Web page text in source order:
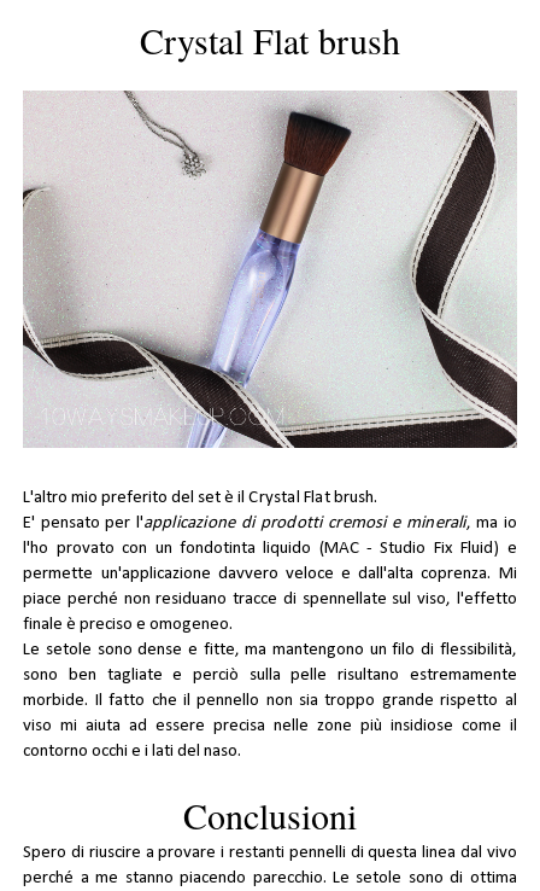
Crystal Flat brush
L'altro mio preferito del set è ilCrystal Flatbrush.
E' pensato per l'applicazione di prodotti cremosi e minerali, ma io
l'ho provato con un fondotinta liquido (MAC - Studio Fix Fluid) e
permette un'applicazione davvero veloce e dall'alta coprenza. Mi
piace perché non residuano tracce di spennellate sul viso, l'effetto
finale è preciso e omogeneo.
Le setole sono dense e fitte, ma mantengono un filo di flessibilità,
sono ben tagliate e perciò sulla pelle risultano estremamente
morbide. Il fatto che il pennello non sia troppo grande rispetto al
viso mi aiuta ad essere precisa nelle zone più insidiose come il
contorno occhi e i lati del naso.
Conclusioni
Spero di riuscire a provare i restanti pennelli di questa linea dal vivo
perché a me stanno piacendo parecchio. Le setole sono di ottima